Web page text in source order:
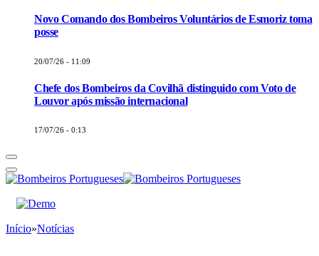
Novo Comando dos Bombeiros Voluntários de Esmoriz toma
posse
20/07/26 - 11:09
Chefe dos Bombeiros da Covilhã distinguido com Voto de
Louvor após missão internacional
17/07/26 - 0:13
Início»Notícias